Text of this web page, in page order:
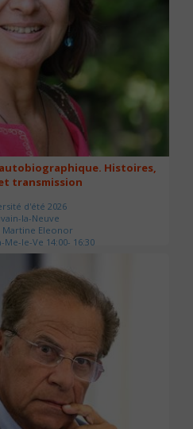
Histoires,
transmission
d'été 2026
la-Neuve
Martine Eleonor
Me-Je-Ve 14:00- 16:30
de séances : 3